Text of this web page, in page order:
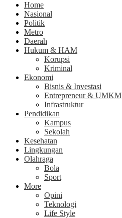
Home
Nasional
Politik
Metro
Daerah
Hukum & HAM
Korupsi
Kriminal
Ekonomi
Bisnis & Investasi
Entrepreneur & UMKM
Infrastruktur
Pendidikan
Kampus
Sekolah
Kesehatan
Lingkungan
Olahraga
Bola
Sport
More
Opini
Teknologi
Life Style